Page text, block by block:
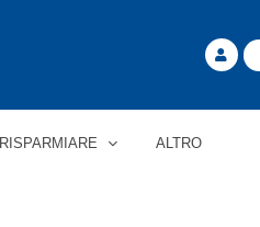
RISPARMIARE ALTRO